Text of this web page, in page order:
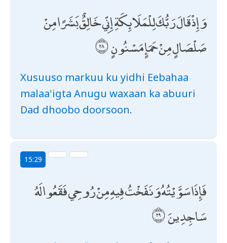
وَإِذْ قَالَ رَبُّكَ لِلْمَلَائِكَةِ إِنِّي خَالِقٌ بَشَرًا مِنْ
صَلْصَالٍ مِنْ حَمَإٍ مَسْنُونٍ
Xusuuso markuu ku yidhi Eebahaa
malaa'igta Anugu waxaan ka abuuri
Dad dhoobo doorsoon.
15:29
فَإِذَا سَوَّيْتُهُ وَنَفَخْتُ فِيهِ مِنْ رُوحِي فَقَعُوا لَهُ
سَاجِدِينَ